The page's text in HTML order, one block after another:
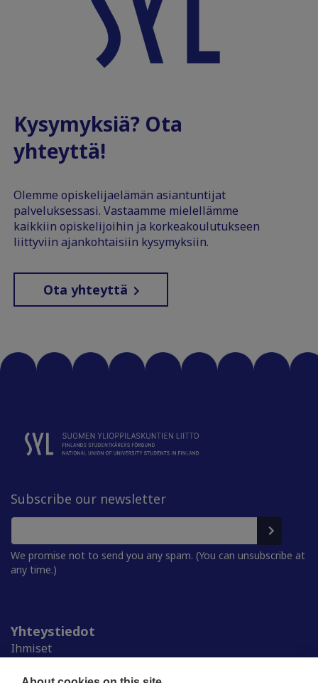
Kysymyksiä? Ota
yhteyttä!
Olemme opiskelijaelämän asiantuntijat
palveluksessasi. Vastaamme mielellämme
kaikkiin opiskelijoihin ja korkeakoulutukseen
liittyviin ajankohtaisiin kysymyksiin.
Ota yhteyttä
Subscribe our newsletter
We promise not to send you any spam. (You can unsubscribe at
any time.)
Yhteystiedot
Ihmiset